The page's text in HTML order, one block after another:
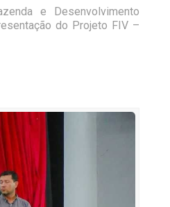
e Desenvolvimento
do Projeto FIV –